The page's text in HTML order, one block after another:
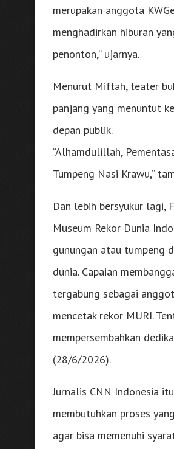
merupakan anggota
menghadirkan hiburan
penonton,” ujarnya.
Menurut Miftah, teater
panjang yang menuntut
depan publik.
“Alhamdulillah,
Tumpeng Nasi Krawu,”
Dan lebih bersyukur lagi,
Museum Rekor Dunia
gunungan atau tumpeng
dunia. Capaian
tergabung sebagai
mencetak rekor MURI.
mempersembahkan
(28/6/2026).
Jurnalis CNN Indonesia
membutuhkan proses
agar bisa memenuhi